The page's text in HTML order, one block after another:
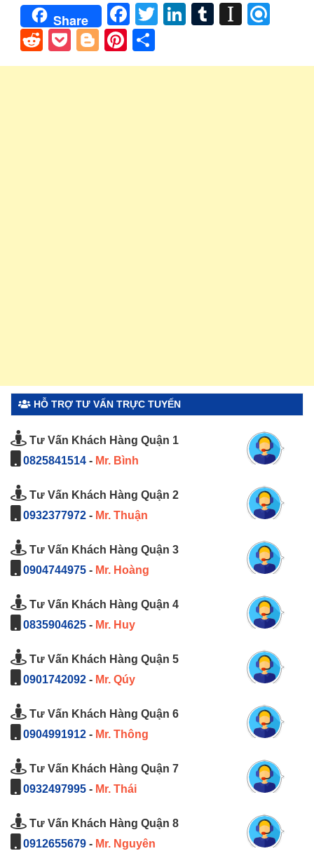
Share Facebook
TwitterLinkedIn
Tumblr
RedditPocket
BloggerPinterest
HỖ TRỢ TƯ VẤN TRỰC TUYẾN
Tư Vấn Khách Hàng Quận 1
0825841514 - Mr. Bình
Tư Vấn Khách Hàng Quận 2
0932377972 - Mr. Thuận
Tư Vấn Khách Hàng Quận 3
0904744975 - Mr. Hoàng
Tư Vấn Khách Hàng Quận 4
0835904625 - Mr. Huy
Tư Vấn Khách Hàng Quận 5
0901742092 - Mr. Qúy
Tư Vấn Khách Hàng Quận 6
0904991912 - Mr. Thông
Tư Vấn Khách Hàng Quận 7
0932497995 - Mr. Thái
Tư Vấn Khách Hàng Quận 8
0912655679 - Mr. Nguyên